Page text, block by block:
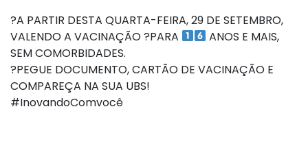
?A PARTIR DESTA QUARTA-FEIRA, 29 DE SETEMBRO,
VALENDO A VACINAÇÃO ?PARA
ANOS E MAIS,
SEM COMORBIDADES.
?PEGUE DOCUMENTO, CARTÃO DE VACINAÇÃO E
COMPAREÇA NA SUA UBS!
#InovandoComvocê